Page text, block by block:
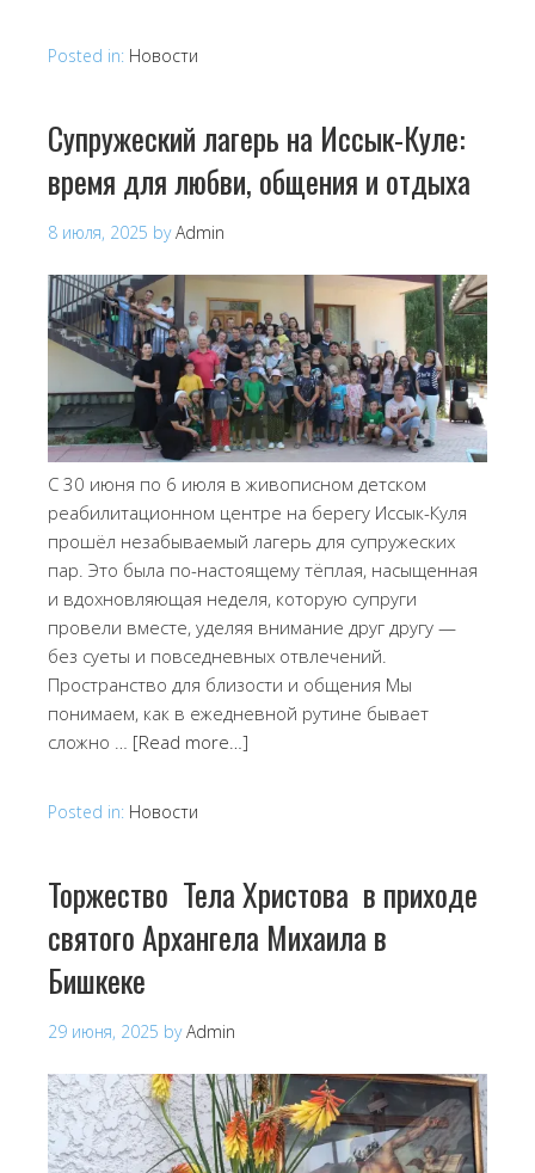
Posted in: Новости
Супружеский лагерь на Иссык-Куле:
время для любви, общения и отдыха
8 июля, 2025 byAdmin
С 30 июня по 6 июля в живописном детском
реабилитационном центре на берегу Иссык-Куля
прошёл незабываемый лагерь для супружеских
пар. Это была по-настоящему тёплая, насыщенная
и вдохновляющая неделя, которую супруги
провели вместе, уделяя внимание друг другу —
без суеты и повседневных отвлечений.
Пространство для близости и общения Мы
понимаем, как в ежедневной рутине бывает
сложно … [Read more…]
Posted in: Новости
Торжество Тела Христова в приходе
святого Архангела Михаила в
Бишкеке
29 июня, 2025 byAdmin